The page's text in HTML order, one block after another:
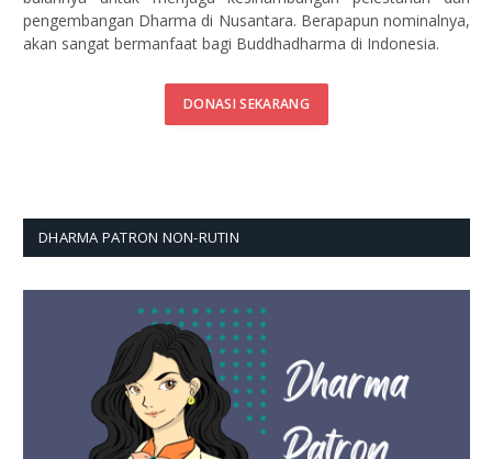
pengembangan Dharma di Nusantara. Berapapun nominalnya,
akan sangat bermanfaat bagi Buddhadharma di Indonesia.
DONASI SEKARANG
DHARMA PATRON NON-RUTIN